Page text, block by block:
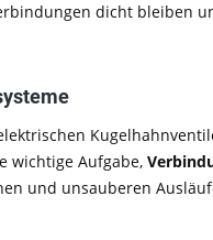
dicht bleiben
wichtige Aufgabe,
und unsauberen